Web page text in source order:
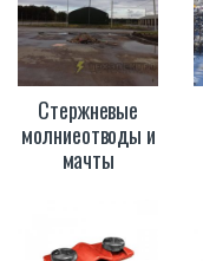
Стержневые
молниеотводы и
мачты